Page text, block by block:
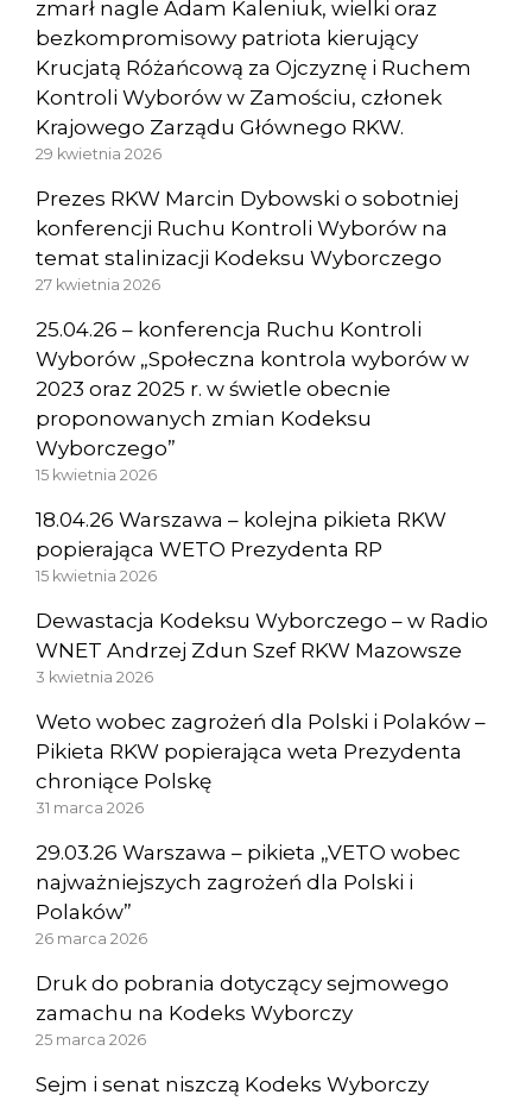
zmarł nagle Adam Kaleniuk, wielki oraz
bezkompromisowy patriota kierujący
Krucjatą Różańcową za Ojczyznę i Ruchem
Kontroli Wyborów w Zamościu, członek
Krajowego Zarządu Głównego RKW.
29 kwietnia 2026
Prezes RKW Marcin Dybowski o sobotniej
konferencji Ruchu Kontroli Wyborów na
temat stalinizacji Kodeksu Wyborczego
27 kwietnia 2026
25.04.26 – konferencja Ruchu Kontroli
Wyborów „Społeczna kontrola wyborów w
2023 oraz 2025 r. w świetle obecnie
proponowanych zmian Kodeksu
Wyborczego”
15 kwietnia 2026
18.04.26 Warszawa – kolejna pikieta RKW
popierająca WETO Prezydenta RP
15 kwietnia 2026
Dewastacja Kodeksu Wyborczego – w Radio
WNET Andrzej Zdun Szef RKW Mazowsze
3 kwietnia 2026
Weto wobec zagrożeń dla Polski i Polaków –
Pikieta RKW popierająca weta Prezydenta
chroniące Polskę
31 marca 2026
29.03.26 Warszawa – pikieta „VETO wobec
najważniejszych zagrożeń dla Polski i
Polaków”
26 marca 2026
Druk do pobrania dotyczący sejmowego
zamachu na Kodeks Wyborczy
25 marca 2026
Sejm i senat niszczą Kodeks Wyborczy